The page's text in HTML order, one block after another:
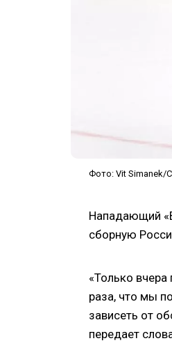
Фото: Vit Simanek/
Нападающий
сборную
«Только
раза, что мы
зависеть от
передает